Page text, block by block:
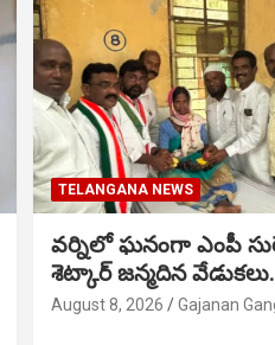
TELANGANA NEWS
వర్నిలో ఘనంగా ఎంపీ
శెట్కార్ జన్మదిన వేడుకలు.
August 8, 2026 Gajanan